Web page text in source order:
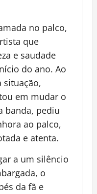
no palco,
que
e saudade
do ano. Ao
situação,
em mudar o
banda, pediu
ao palco,
e atenta.
a um silêncio
o
da fã e